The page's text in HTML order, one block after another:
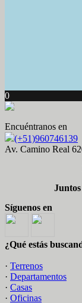
0
Encuéntranos en
(+51)960746139
Av. Camino Real
Síguenos en
¿Qué estás
· Terrenos
· Departamentos
· Casas
· Oficinas